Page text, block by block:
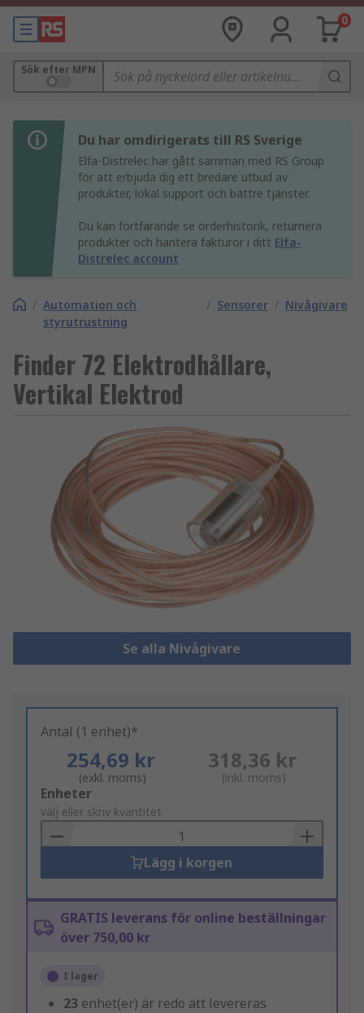
0
Sök efter MPN
Du har omdirigerats till RS Sverige
Elfa-Distrelec har gått samman med RS Group
för att erbjuda dig ett bredare utbud av
produkter, lokal support och bättre tjänster.
Du kan fortfarande se orderhistorik, returnera
produkter och hantera fakturor i ditt Elfa-
Distrelec account
/ Automation och
styrutrustning
/ Sensorer / Nivågivare
Finder 72 Elektrodhållare,
Vertikal Elektrod
Se alla Nivågivare
Antal (1 enhet)*
254,69 kr
(exkl. moms)
318,36 kr
(inkl. moms)
Add
to
Basket
Enheter
välj eller skriv kvantitet
Lägg i korgen
GRATIS leverans för online beställningar
över 750,00 kr
I lager
23 enhet(er) är redo att levereras